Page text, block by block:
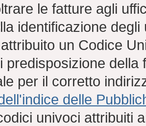
le fatture agli
identificazione
un Codice
predisposizione della
per il corretto
delle
univoci attribuiti